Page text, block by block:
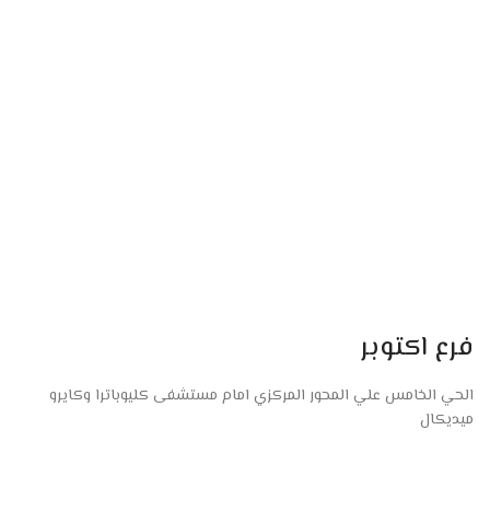
فرع اكتوبر
الحي الخامس علي المحور المركزي امام مستشفى كليوباترا وكايرو
ميديكال